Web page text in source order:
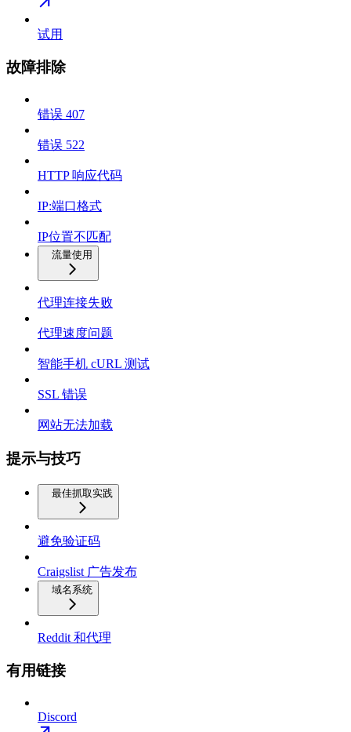
试用
故障排除
错误 407
错误 522
HTTP 响应代码
IP:端口格式
IP位置不匹配
流量使用
代理连接失败
代理速度问题
智能手机 cURL 测试
SSL 错误
网站无法加载
提示与技巧
最佳抓取实践
避免验证码
Craigslist 广告发布
域名系统
Reddit 和代理
有用链接
Discord